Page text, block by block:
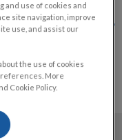
al equipo,
and use of cookies and
site navigation, improve
use, and assist our
the use of cookies
More
Cookie Policy.